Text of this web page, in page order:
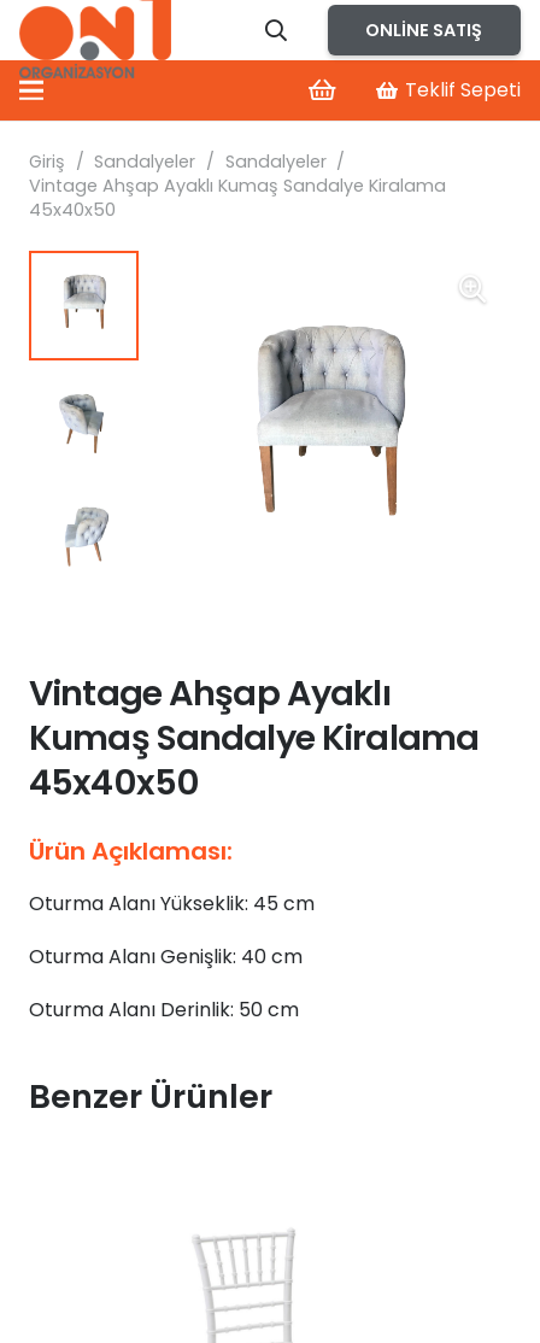
ONLINE SATIŞ
Teklif Sepeti
Giriş / Sandalyeler / Sandalyeler /
Vintage Ahşap Ayaklı Kumaş Sandalye Kiralama
45x40x50
Vintage Ahşap Ayaklı
Kumaş Sandalye Kiralama
45x40x50
Ürün Açıklaması:
Oturma Alanı Yükseklik: 45 cm
Oturma Alanı Genişlik: 40 cm
Oturma Alanı Derinlik: 50 cm
Benzer Ürünler